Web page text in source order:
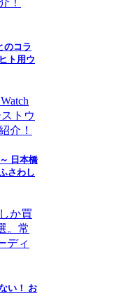
のコラ
ト用ウ
日本橋
さわし
い！ お